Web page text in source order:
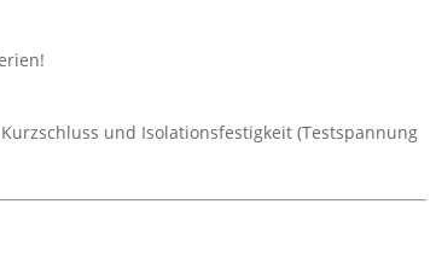
und Isolationsfestigkeit (Testspannung